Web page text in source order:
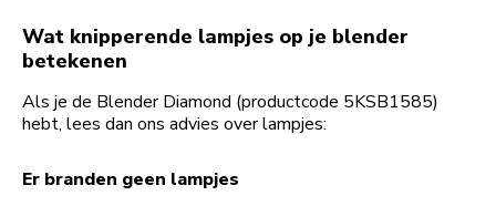
Wat knipperende lampjes op je blender
betekenen
Als je de Blender Diamond (productcode 5KSB1585)
hebt, lees dan ons advies over lampjes:
Er branden geen lampjes